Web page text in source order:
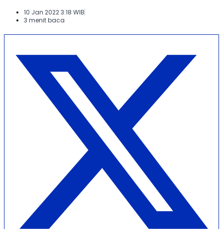
10 Jan 2022 3:18 WIB
3 menit baca